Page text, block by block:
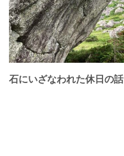
石にいざなわれた休日の話